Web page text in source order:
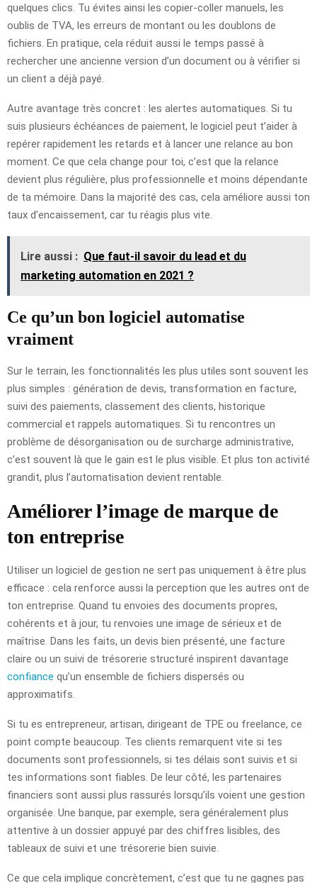
quelques clics. Tu évites ainsi les copier-coller manuels, les
oublis de TVA, les erreurs de montant ou les doublons de
fichiers. En pratique, cela réduit aussi le temps passé à
rechercher une ancienne version d’un document ou à vérifier si
un client a déjà payé.
Autre avantage très concret : les alertes automatiques. Si tu
suis plusieurs échéances de paiement, le logiciel peut t’aider à
repérer rapidement les retards et à lancer une relance au bon
moment. Ce que cela change pour toi, c’est que la relance
devient plus régulière, plus professionnelle et moins dépendante
de ta mémoire. Dans la majorité des cas, cela améliore aussi ton
taux d’encaissement, car tu réagis plus vite.
Lire aussi : Que faut-il savoir du lead et du
marketing automation en 2021 ?
Ce qu’un bon logiciel automatise
vraiment
Sur le terrain, les fonctionnalités les plus utiles sont souvent les
plus simples : génération de devis, transformation en facture,
suivi des paiements, classement des clients, historique
commercial et rappels automatiques. Si tu rencontres un
problème de désorganisation ou de surcharge administrative,
c’est souvent là que le gain est le plus visible. Et plus ton activité
grandit, plus l’automatisation devient rentable.
Améliorer l’image de marque de
ton entreprise
Utiliser un logiciel de gestion ne sert pas uniquement à être plus
efficace : cela renforce aussi la perception que les autres ont de
ton entreprise. Quand tu envoies des documents propres,
cohérents et à jour, tu renvoies une image de sérieux et de
maîtrise. Dans les faits, un devis bien présenté, une facture
claire ou un suivi de trésorerie structuré inspirent davantage
confiance qu’un ensemble de fichiers dispersés ou
approximatifs.
Si tu es entrepreneur, artisan, dirigeant de TPE ou freelance, ce
point compte beaucoup. Tes clients remarquent vite si tes
documents sont professionnels, si tes délais sont suivis et si
tes informations sont fiables. De leur côté, les partenaires
financiers sont aussi plus rassurés lorsqu’ils voient une gestion
organisée. Une banque, par exemple, sera généralement plus
attentive à un dossier appuyé par des chiffres lisibles, des
tableaux de suivi et une trésorerie bien suivie.
Ce que cela implique concrètement, c’est que tu ne gagnes pas